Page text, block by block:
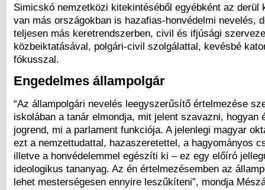
Simicskó nemzetközi kitekintéséből egyébként az derül
van más országokban is hazafias-honvédelmi nevelés,
teljesen más keretrendszerben, civil és ifjúsági
közbeiktatásával, polgári-civil szolgálattal, kevésbé
fókusszal.
Engedelmes állampolgár
“Az állampolgári nevelés leegyszerűsítő értelmezése
iskolában a tanár elmondja, mit jelent szavazni, hogyan
jogrend, mi a parlament funkciója. A jelenlegi magyar
ezt a nemzettudattal, hazaszeretettel, a hagyományos
illetve a honvédelemmel egészíti ki – ez egy előíró
ideologikus tananyag. Az én értelmezésemben az
lehet mesterségesen ennyire leszűkíteni”, mondja